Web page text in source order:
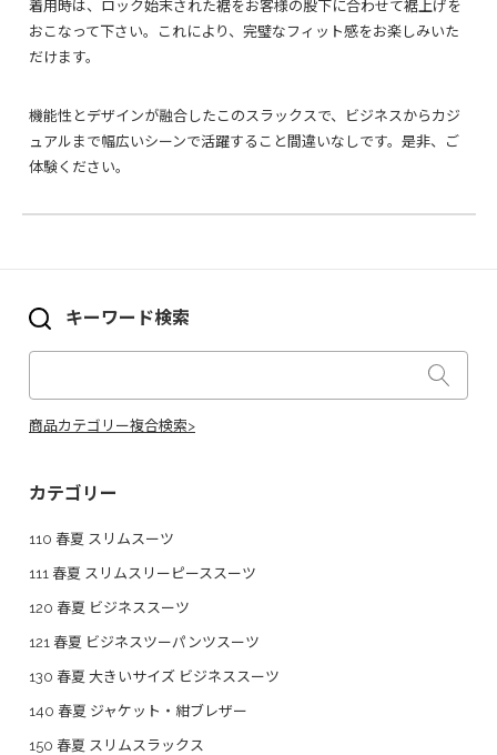
着用時は、ロック始末された裾をお客様の股下に合わせて裾上げを
おこなって下さい。これにより、完璧なフィット感をお楽しみいた
だけます。
機能性とデザインが融合したこのスラックスで、ビジネスからカジ
ュアルまで幅広いシーンで活躍すること間違いなしです。是非、ご
体験ください。
キーワード検索
商品カテゴリー複合検索>
カテゴリー
110 春夏 スリムスーツ
111 春夏 スリムスリーピーススーツ
120 春夏 ビジネススーツ
121 春夏 ビジネスツーパンツスーツ
130 春夏 大きいサイズ ビジネススーツ
140 春夏 ジャケット・紺ブレザー
150 春夏 スリムスラックス